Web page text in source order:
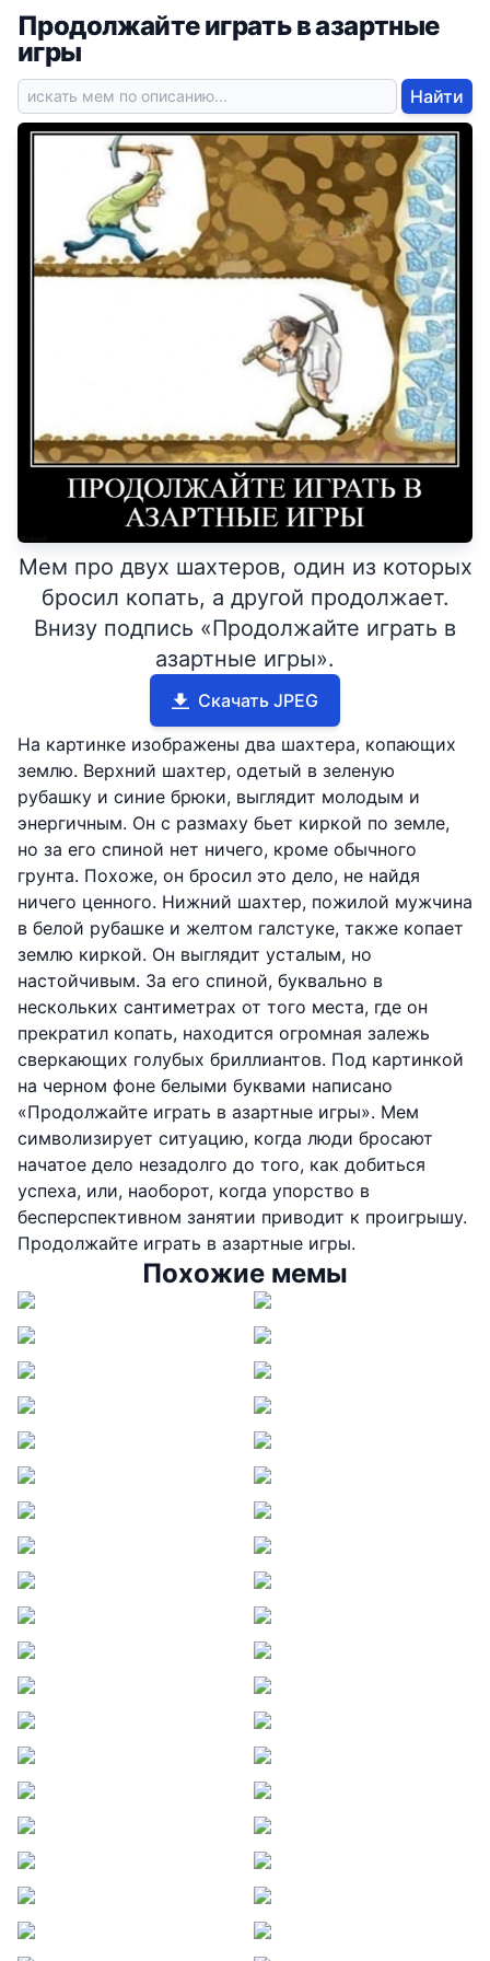
Продолжайте играть в азартные
игры
Найти
Мем про двух шахтеров, один из которых
бросил копать, а другой продолжает.
Внизу подпись «Продолжайте играть в
азартные игры».
Скачать JPEG
На картинке изображены два шахтера, копающих
землю. Верхний шахтер, одетый в зеленую
рубашку и синие брюки, выглядит молодым и
энергичным. Он с размаху бьет киркой по земле,
но за его спиной нет ничего, кроме обычного
грунта. Похоже, он бросил это дело, не найдя
ничего ценного. Нижний шахтер, пожилой мужчина
в белой рубашке и желтом галстуке, также копает
землю киркой. Он выглядит усталым, но
настойчивым. За его спиной, буквально в
нескольких сантиметрах от того места, где он
прекратил копать, находится огромная залежь
сверкающих голубых бриллиантов. Под картинкой
на черном фоне белыми буквами написано
«Продолжайте играть в азартные игры». Мем
символизирует ситуацию, когда люди бросают
начатое дело незадолго до того, как добиться
успеха, или, наоборот, когда упорство в
бесперспективном занятии приводит к проигрышу.
Продолжайте играть в азартные игры.
Похожие мемы